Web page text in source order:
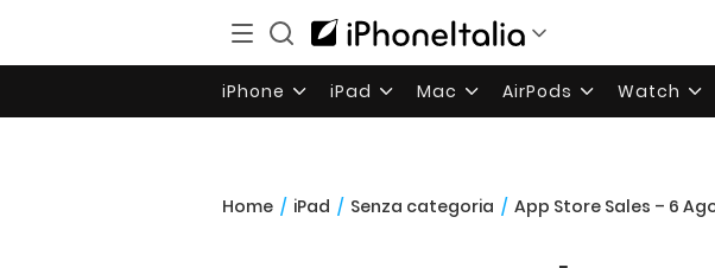
iPhone iPad Mac AirPods Watch
Home / iPad / Senza categoria / App Store Sales – 6